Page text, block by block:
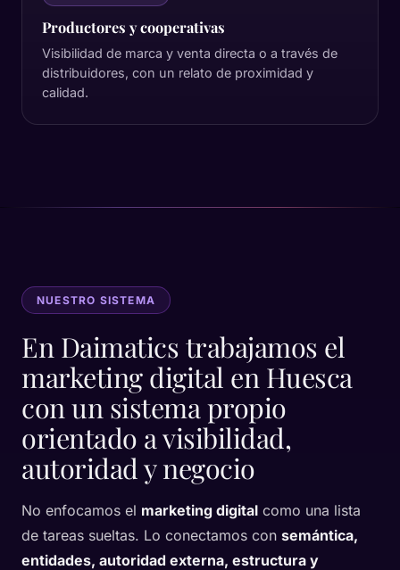
Productores y cooperativas
Visibilidad de marca y venta directa o a través de
distribuidores, con un relato de proximidad y
calidad.
NUESTRO SISTEMA
En Daimatics trabajamos el
marketing digital en Huesca
con un sistema propio
orientado a visibilidad,
autoridad y negocio
No enfocamos el marketing digital como una lista
de tareas sueltas. Lo conectamos con semántica,
entidades, autoridad externa, estructura y